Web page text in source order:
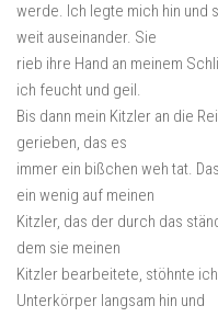
werde. Ich legte mich hin und
weit auseinander. Sie
rieb ihre Hand an meinem
ich feucht und geil.
Bis dann mein Kitzler an die
gerieben, das es
immer ein bißchen weh tat.
ein wenig auf meinen
Kitzler, das der durch das
dem sie meinen
Kitzler bearbeitete, stöhnte
Unterkörper langsam hin und